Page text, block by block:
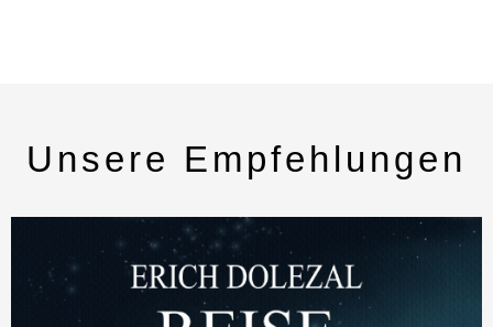
Unsere Empfehlungen